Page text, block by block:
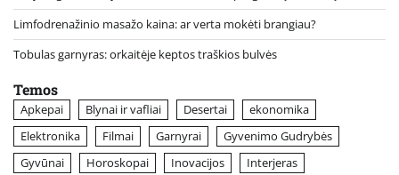
Limfodrenažinio masažo kaina: ar verta mokėti brangiau?
Tobulas garnyras: orkaitėje keptos traškios bulvės
Temos
Apkepai Blynai ir vafliai Desertai
ekonomika
Elektronika
Filmai Garnyrai
Gyvenimo Gudrybės
Gyvūnai
Horoskopai Inovacijos
Interjeras